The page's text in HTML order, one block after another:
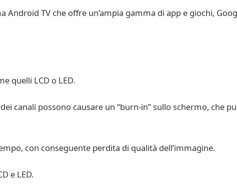
TV che offre un’ampia gamma di app e giochi,
quelli LCD o LED.
canali possono causare un “burn-in” sullo schermo, che
con conseguente perdita di qualità dell’immagine.
e LED.